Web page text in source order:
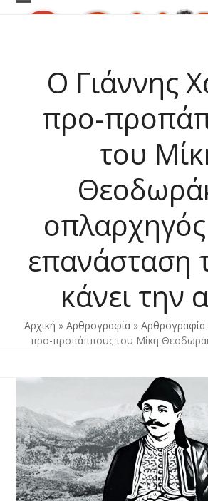
Skip
Open
Close
Ο Γιάννης
προ-
του
επανάσταση
κάνει την
Αρχική » Αρθρογραφία » Αρθρογραφία
προ-προπάππους του Μίκη